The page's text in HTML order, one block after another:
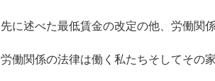
先に述べた最低賃金の改定の他、労働関
労働関係の法律は働く私たちそしてその